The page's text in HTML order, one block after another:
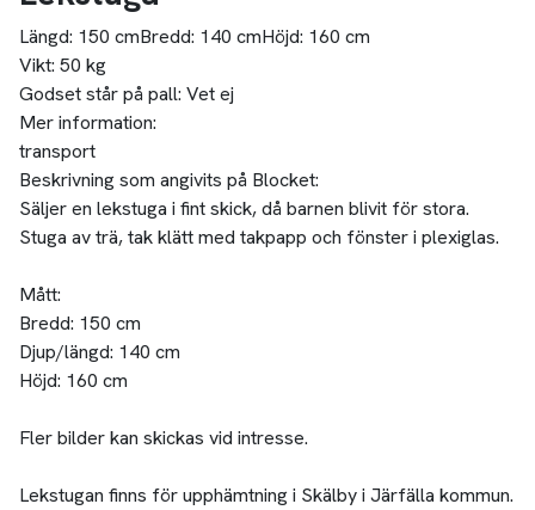
Längd: 150 cmBredd: 140 cmHöjd: 160 cm
Vikt: 50 kg
Godset står på pall: Vet ej
Mer information:
transport
Beskrivning som angivits på Blocket:
Säljer en lekstuga i fint skick, då barnen blivit för stora.
Stuga av trä, tak klätt med takpapp och fönster i plexiglas.
Mått:
Bredd: 150 cm
Djup/längd: 140 cm
Höjd: 160 cm
Fler bilder kan skickas vid intresse.
Lekstugan finns för upphämtning i Skälby i Järfälla kommun.